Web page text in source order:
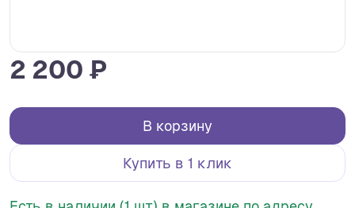
2 200 ₽
В корзину
Купить в 1 клик